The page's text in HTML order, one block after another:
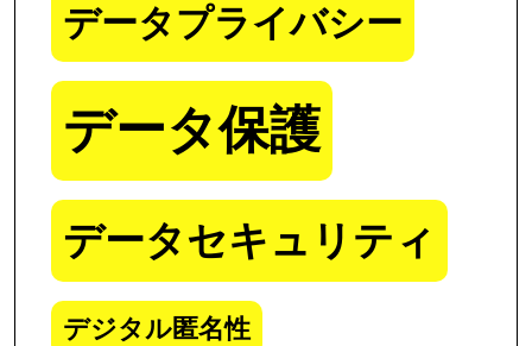
データプライバシー
データ保護
データセキュリティ
デジタル匿名性